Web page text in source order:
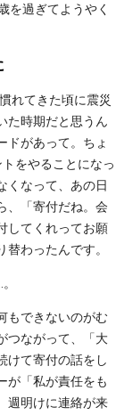
を過ぎてようやく
れてきた頃に震災
た時期だと思うん
ドがあって。ちょ
をやることになっ
くなって、あの日
、「寄付だね。会
してくれってお願
わったんです。
もできないのがむ
つながって、「大
けて寄付の話をし
が「私が責任をも
週明けに連絡が来